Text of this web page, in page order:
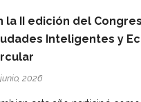
la II edición del
Inteligentes y
junio, 2026